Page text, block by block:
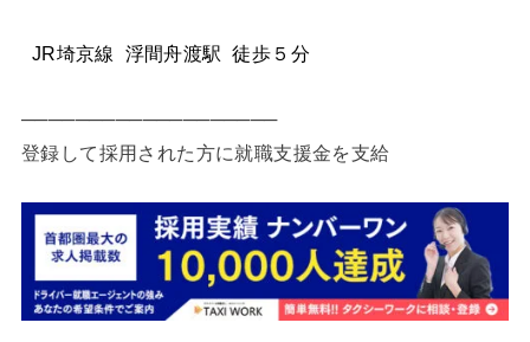
JR埼京線 浮間舟渡駅 徒歩５分
───────────────────
登録して採用された方に就職支援金を支給